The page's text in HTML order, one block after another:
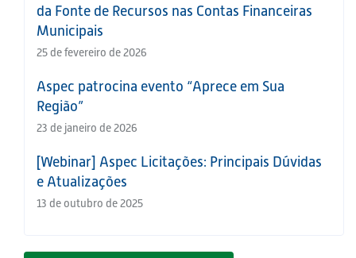
da Fonte de Recursos nas Contas Financeiras
Municipais
25 de fevereiro de 2026
Aspec patrocina evento “Aprece em Sua
Região”
23 de janeiro de 2026
[Webinar] Aspec Licitações: Principais Dúvidas
e Atualizações
13 de outubro de 2025